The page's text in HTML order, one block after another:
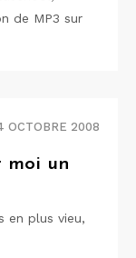
de MP3 sur
OCTOBRE 2008
moi un
en plus vieu,